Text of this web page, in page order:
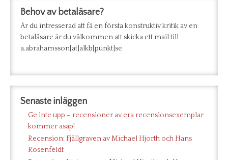
Behov av betaläsare?
Är du intresserad att få en första konstruktiv kritik av en
betaläsare är du välkommen att skicka ett mail till
a.abrahamsson[at]alkb[punkt]se
Senaste inläggen
Ge inte upp – recensioner av era recensionsexemplar
kommer asap!
Recension: Fjällgraven av Michael Hjorth och Hans
Rosenfeldt